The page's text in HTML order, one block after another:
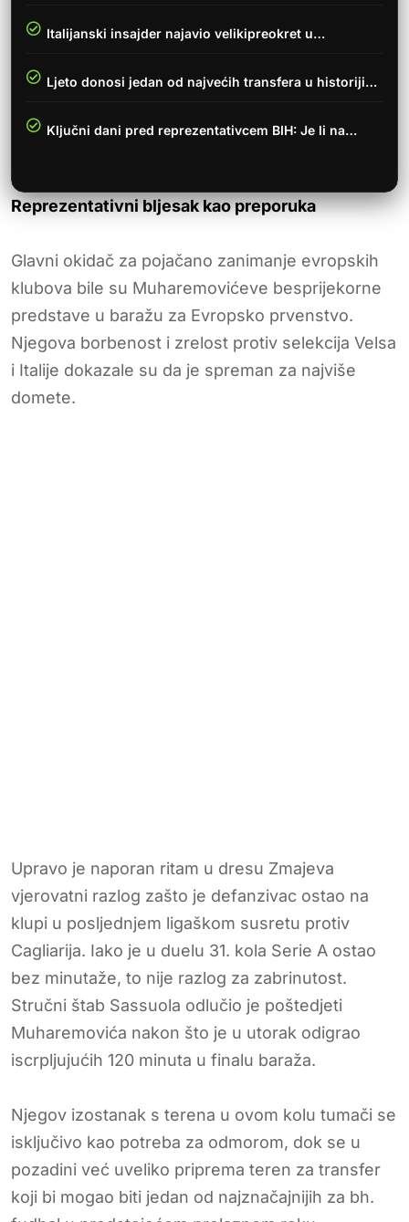
Italijanski insajder najavio velikipreokret u…
Ljeto donosi jedan od najvećih transfera u historiji…
Ključni dani pred reprezentativcem BIH: Je li na…
Reprezentativni bljesak kao preporuka
Glavni okidač za pojačano zanimanje evropskih
klubova bile su Muharemovićeve besprijekorne
predstave u baražu za Evropsko prvenstvo.
Njegova borbenost i zrelost protiv selekcija Velsa
i Italije dokazale su da je spreman za najviše
domete.
Upravo je naporan ritam u dresu Zmajeva
vjerovatni razlog zašto je defanzivac ostao na
klupi u posljednjem ligaškom susretu protiv
Cagliarija. Iako je u duelu 31. kola Serie A ostao
bez minutaže, to nije razlog za zabrinutost.
Stručni štab Sassuola odlučio je poštedjeti
Muharemovića nakon što je u utorak odigrao
iscrpljujućih 120 minuta u finalu baraža.
Njegov izostanak s terena u ovom kolu tumači se
isključivo kao potreba za odmorom, dok se u
pozadini već uveliko priprema teren za transfer
koji bi mogao biti jedan od najznačajnijih za bh.